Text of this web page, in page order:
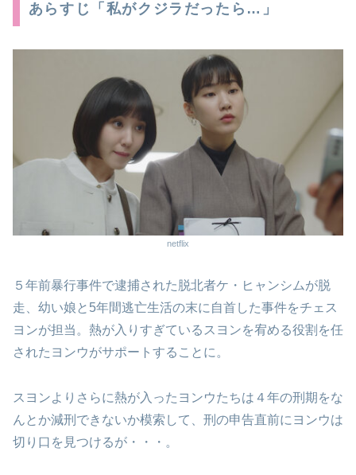
あらすじ「私がクジラだったら…」
netflix
５年前暴行事件で逮捕された脱北者ケ・ヒャンシムが脱
走、幼い娘と5年間逃亡生活の末に自首した事件をチェス
ヨンが担当。熱が入りすぎているスヨンを宥める役割を任
されたヨンウがサポートすることに。
スヨンよりさらに熱が入ったヨンウたちは４年の刑期をな
んとか減刑できないか模索して、刑の申告直前にヨンウは
切り口を見つけるが・・・。